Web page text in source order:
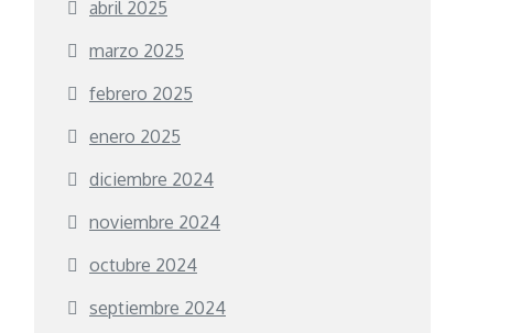
abril 2025
marzo 2025
febrero 2025
enero 2025
diciembre 2024
noviembre 2024
octubre 2024
septiembre 2024